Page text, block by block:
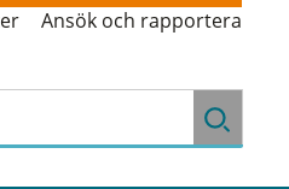
Ansök och rapportera